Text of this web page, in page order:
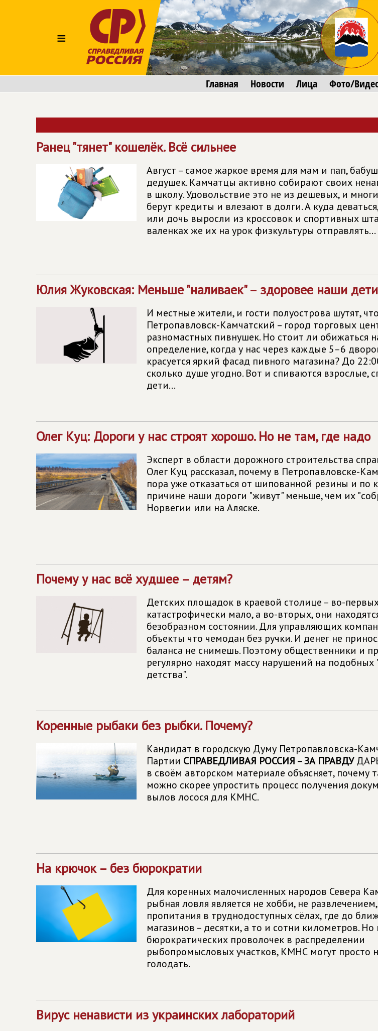
≡
Главная Новости Лица Фото/
Ранец "тянет" кошелёк. Всё сильнее
Август – самое жаркое время для мам и пап,
дедушек. Камчатцы активно собирают своих
в школу. Удовольствие это не из дешевых, и
берут кредиты и влезают в долги. А куда
или дочь выросли из кроссовок и спортивных
валенках же их на урок физкультуры отправлять...
Юлия Жуковская: Меньше "наливаек" – здоровее наши дети
И местные жители, и гости полуострова шутят, что
Петропавловск-Камчатский – город торговых
разномастных пивнушек. Но стоит ли обижаться
определение, когда у нас через каждые 5–6
красуется яркий фасад пивного магазина? До
сколько душе угодно. Вот и спиваются взрослые,
дети...
Олег Куц: Дороги у нас строят хорошо. Но не там, где надо
Эксперт в области дорожного строительства
Олег Куц рассказал, почему в Петропавловске-
пора уже отказаться от шипованной резины и по
причине наши дороги "живут" меньше, чем их
Норвегии или на Аляске.
Почему у нас всё худшее – детям?
Детских площадок в краевой столице – во-
катастрофически мало, а во-вторых, они
безобразном состоянии. Для управляющих
объекты что чемодан без ручки. И денег не
баланса не снимешь. Поэтому общественники и
регулярно находят массу нарушений на подобных
детства".
Коренные рыбаки без рыбки. Почему?
Кандидат в городскую Думу Петропавловска-
Партии СПРАВЕДЛИВАЯ РОССИЯ – ЗА ПРАВДУ
в своём авторском материале объясняет, почему
можно скорее упростить процесс получения
вылов лосося для КМНС.
На крючок – без бюрократии
Для коренных малочисленных народов Севера
рыбная ловля является не хобби, не
пропитания в труднодоступных сёлах, где до
магазинов – десятки, а то и сотни километров. Но
бюрократических проволочек в распределении
рыбопромысловых участков, КМНС могут просто
голодать.
Вирус ненависти из украинских лабораторий